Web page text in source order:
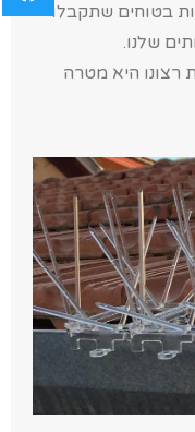
בטוחים שתקבלו
שלנו.
רצונו היא מטרה